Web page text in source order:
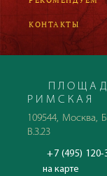
КОНТАКТЫ
РИМСКАЯ
109544, Москва,
В.3.23
+7 (495) 120-
на карте